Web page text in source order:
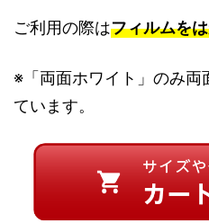
ご利用の際はフィルムを
※「両面ホワイト」のみ両
ています。